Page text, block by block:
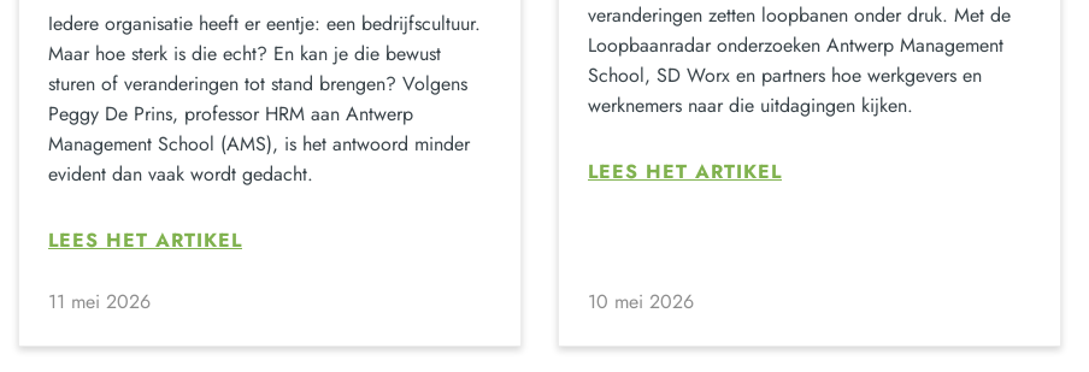
Iedere organisatie heeft er eentje: een bedrijfscultuur.
Maar hoe sterk is die echt? En kan je die bewust
sturen of veranderingen tot stand brengen? Volgens
Peggy De Prins, professor HRM aan Antwerp
Management School (AMS), is het antwoord minder
evident dan vaak wordt gedacht.
LEES HET ARTIKEL
11 mei 2026
veranderingen zetten loopbanen onder druk. Met de
Loopbaanradar onderzoeken Antwerp Management
School, SD Worx en partners hoe werkgevers en
werknemers naar die uitdagingen kijken.
LEES HET ARTIKEL
10 mei 2026